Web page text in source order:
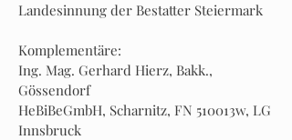
Landesinnung der Bestatter Steiermark
Komplementäre:
Ing. Mag. Gerhard Hierz, Bakk.,
Gössendorf
HeBiBeGmbH, Scharnitz, FN 510013w, LG
Innsbruck